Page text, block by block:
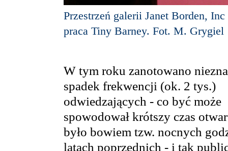
Przestrzeń galerii Janet Borden,
praca Tiny Barney. Fot. M. Grygiel
W tym roku zanotowano
spadek frekwencji (ok. 2 tys.)
odwiedzających - co być może
spowodował krótszy czas
było bowiem tzw. nocnych
latach poprzednich - i tak